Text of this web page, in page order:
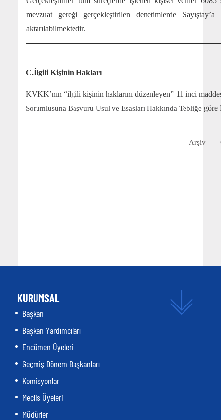
mevzuat gereği gerçekleştirilen denetimlerde
aktarılabilmektedir.
C.İlgili Kişinin Hakları
KVKK’nın “ilgili kişinin haklarını düzenleyen” 11 inci
Sorumlusuna Başvuru Usul ve Esasları Hakkında Tebliğe göre
Arşiv
KURUMSAL
Başkan
Başkan Yardımcıları
Encümen Üyeleri
Geçmiş Dönem Başkanları
Komisyonlar
Meclis Üyeleri
Müdürler